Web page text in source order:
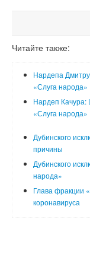
Читайте также:
Нардепа
«Слуга народа»
Нардеп Качура:
«Слуга народа»
Дубинского
причины
Дубинского
народа»
Глава фракции
коронавируса